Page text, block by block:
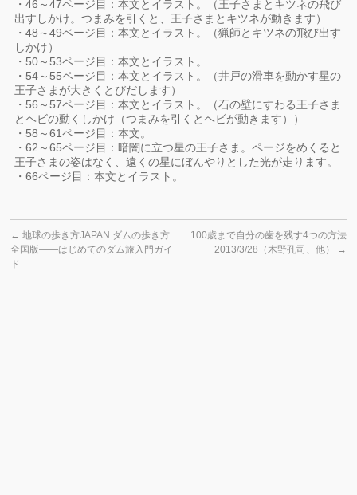
・46～47ページ目：本文とイラスト。（王子さまとキツネの飛び
出すしかけ。つまみを引くと、王子さまとキツネが動きます）
・48～49ページ目：本文とイラスト。（猟師とキツネの飛び出す
しかけ）
・50～53ページ目：本文とイラスト。
・54～55ページ目：本文とイラスト。（井戸の滑車を動かす星の
王子さまが大きくとびだします）
・56～57ページ目：本文とイラスト。（石の壁にすわる王子さま
とヘビの動くしかけ（つまみを引くとヘビが動きます））
・58～61ページ目：本文。
・62～65ページ目：暗闇に立つ星の王子さま。ページをめくると
王子さまの姿はなく、遠くの星にぼんやりとした光が走ります。
・66ページ目：本文とイラスト。
← 地球の歩き方JAPAN ダムの歩き方
全国版――はじめてのダム旅入門ガイ
ド
100歳まで自分の歯を残す4つの方法
2013/3/28（木野孔司、他）
→